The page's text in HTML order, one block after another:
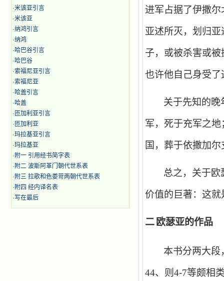
·米该亚引言
·米该亚
·纳鸿引言
·纳鸿
·哈巴谷引言
·哈巴谷
·索福尼亚引言
·索福尼亚
·哈盖引言
·哈盖
· 匝加利亚引言
· 匝加利亚
·玛拉基亚引言
·玛拉基亚
· 附一 引用经书简字表
· 附二 波斯阿革门朝代世系表
· 附三 拉歌和色娄苛两朝代世系表
· 附四 经内译名表
·写在最后
进军占据了伊撒
亚述所灭，划归
子，或被杀害或
也许他自己身受
关于先知的晚
军，死于充军之
国，葬于依撒加
总之，关于欧
价值的巨著：这
二 欧瑟亚的作品
本书分两大段
44、则 4-7等颇相